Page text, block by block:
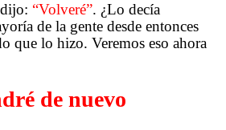
“Volveré”. ¿Lo decía
de la gente desde entonces
que lo hizo. Veremos eso ahora
de nuevo